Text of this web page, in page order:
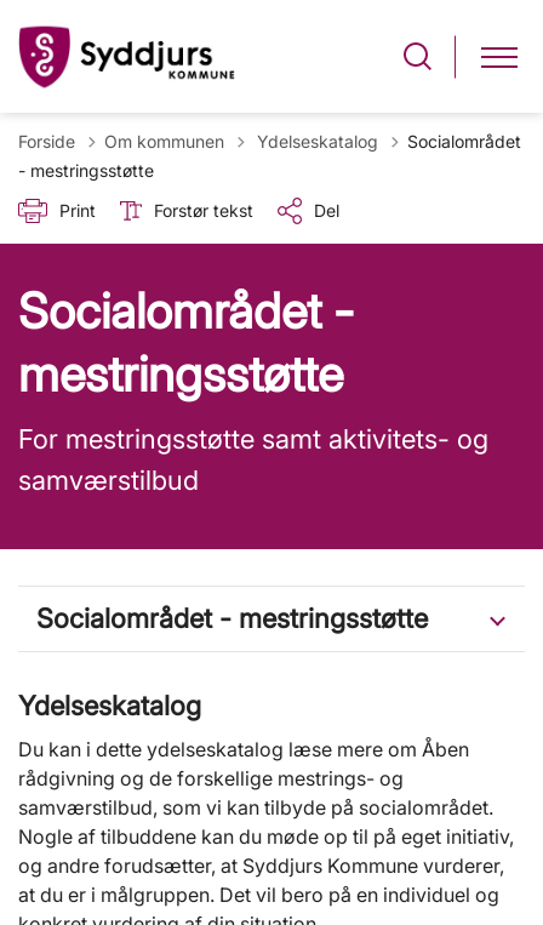
Forside Om kommunen Tilbage til
Ydelseskatalog
Socialområdet
- mestringsstøtte
Print
Forstør tekst Del
Socialområdet -
mestringsstøtte
For mestringsstøtte samt aktivitets- og
samværstilbud
Socialområdet - mestringsstøtte
Ydelseskatalog
Du kan i dette ydelseskatalog læse mere om Åben
rådgivning og de forskellige mestrings- og
samværstilbud, som vi kan tilbyde på socialområdet.
Nogle af tilbuddene kan du møde op til på eget initiativ,
og andre forudsætter, at Syddjurs Kommune vurderer,
at du er i målgruppen. Det vil bero på en individuel og